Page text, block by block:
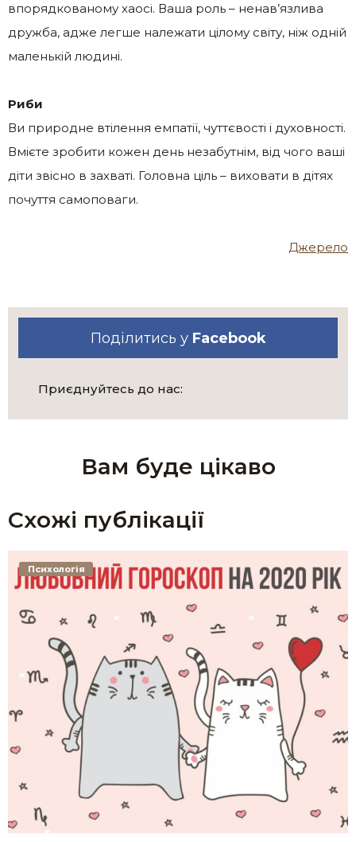
впорядкованому хаосі. Ваша роль – ненав’язлива
дружба, адже легше належати цілому світу, ніж одній
маленькій людині.
Риби
Ви природне втілення емпатії, чуттєвості і духовності.
Вмієте зробити кожен день незабутнім, від чого ваші
діти звісно в захваті. Головна ціль – виховати в дітях
почуття самоповаги.
Джерело
Поділитись у Facebook
Приєднуйтесь до нас:
Вам буде цікаво
Схожі публікації
Психологія